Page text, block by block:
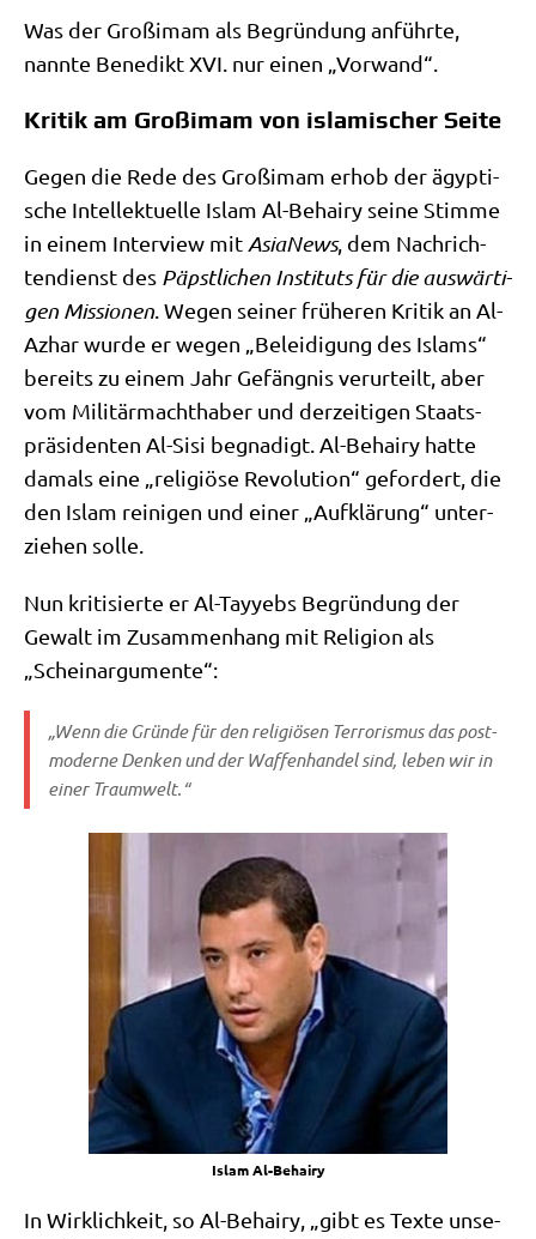
Was der Groß­i­mam als Begrün­dung anführ­te,
nann­te Bene­dikt XVI. nur einen „Vor­wand“.
Kritik am Großimam von islamischer Seite
Gegen die Rede des Groß­i­mam erhob der ägyp­ti­
sche Intel­lek­tu­el­le Islam Al-Behairy sei­ne Stim­me
in einem Inter­view mitAsia­News, dem Nach­rich­
ten­dienst des Päpst­li­chen Insti­tuts für die aus­wär­ti­
gen Mis­sio­nen. Wegen sei­ner frü­he­ren Kri­tik an Al-
Azhar wur­de er wegen „Belei­di­gung des Islams“
bereits zu einem Jahr Gefäng­nis ver­ur­teilt, aber
vom Mili­tär­macht­ha­ber und der­zei­ti­gen Staats­
prä­si­den­ten Al-Sisi begna­digt. Al-Behairy hat­te
damals eine „reli­giö­se Revo­lu­ti­on“ gefor­dert, die
den Islam rei­ni­gen und einer „Auf­klä­rung“ unter­
zie­hen solle.
Nun kri­ti­sier­te er Al-Tay­yebs Begrün­dung der
Gewalt im Zusam­men­hang mit Reli­gi­on als
„Schein­ar­gu­men­te“:
„Wenn die Grün­de für den reli­giö­sen Ter­ro­ris­mus das post­
mo­der­ne Den­ken und der Waf­fen­han­del sind, leben wir in
einer Traumwelt.“
Islam Al-Behairy
In Wirk­lich­keit, so Al-Behairy, „gibt es Tex­te unse­